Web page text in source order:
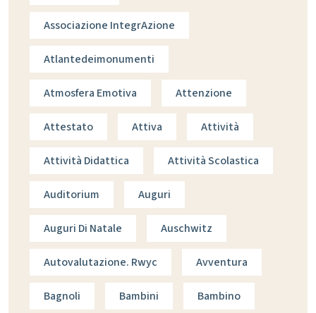
Associazione IntegrAzione
Atlantedeimonumenti
Atmosfera Emotiva Attenzione
Attestato Attiva Attività
Attività Didattica Attività Scolastica
Auditorium Auguri
Auguri Di Natale Auschwitz
Autovalutazione. Rwyc Avventura
Bagnoli Bambini Bambino